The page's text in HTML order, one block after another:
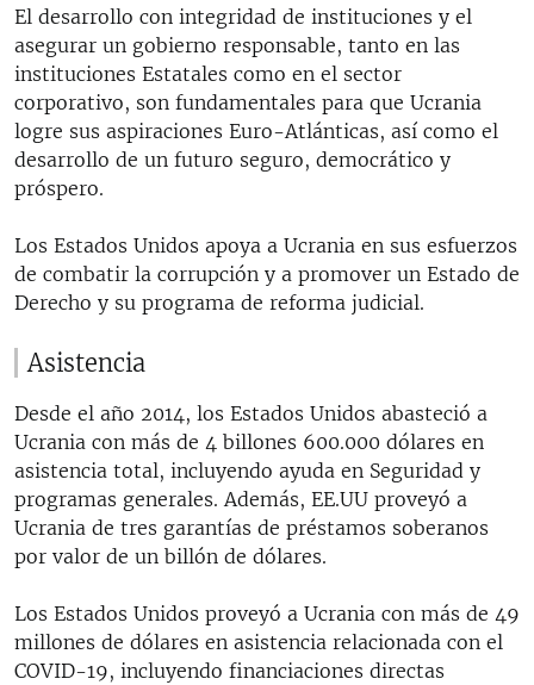
El desarrollo con integridad de instituciones y el
asegurar un gobierno responsable, tanto en las
instituciones Estatales como en el sector
corporativo, son fundamentales para que Ucrania
logre sus aspiraciones Euro-Atlánticas, así como el
desarrollo de un futuro seguro, democrático y
próspero.
Los Estados Unidos apoya a Ucrania en sus esfuerzos
de combatir la corrupción y a promover un Estado de
Derecho y su programa de reforma judicial.
Asistencia
Desde el año 2014, los Estados Unidos abasteció a
Ucrania con más de 4 billones 600.000 dólares en
asistencia total, incluyendo ayuda en Seguridad y
programas generales. Además, EE.UU proveyó a
Ucrania de tres garantías de préstamos soberanos
por valor de un billón de dólares.
Los Estados Unidos proveyó a Ucrania con más de 49
millones de dólares en asistencia relacionada con el
COVID-19, incluyendo financiaciones directas